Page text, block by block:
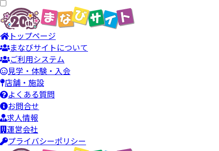
トップページ
まなびサイトについて
ご利用システム
見学・体験・入会
店舗・施設
よくある質問
お問合せ
求人情報
運営会社
プライバシーポリシー